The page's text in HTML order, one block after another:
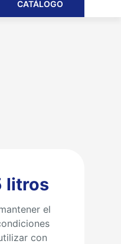
CATÁLOGO
litros
el
con